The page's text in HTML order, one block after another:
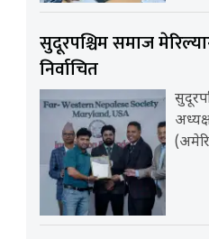
सुदूरपश्चिम समाज
निर्वाचित